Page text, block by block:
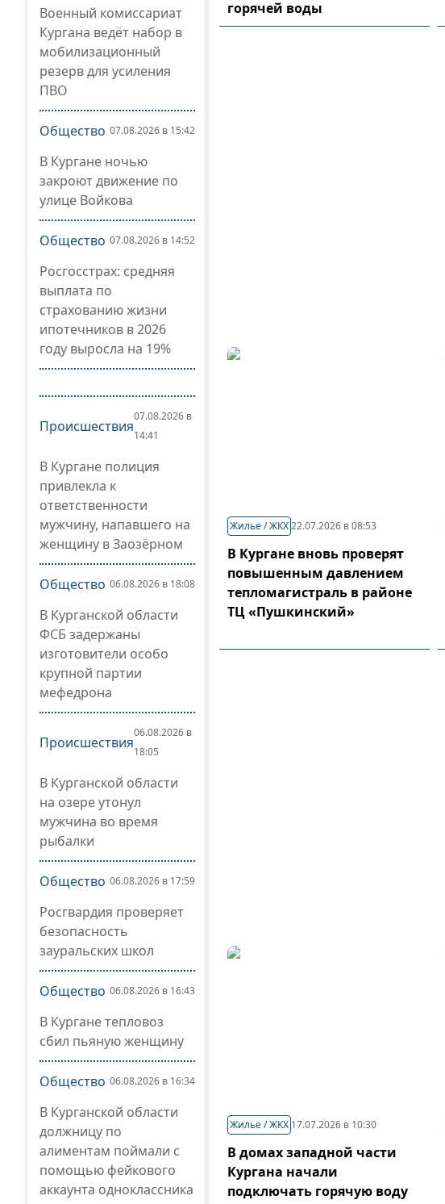
Военный комиссариат
Кургана ведёт набор в
мобилизационный
резерв для усиления
ПВО
Общество 07.08.2026 в 15:42
В Кургане ночью
закроют движение по
улице Войкова
Общество 07.08.2026 в 14:52
Росгосстрах: средняя
выплата по
страхованию жизни
ипотечников в 2026
году выросла на 19%
Происшествия
07.08.2026 в
14:41
В Кургане полиция
привлекла к
ответственности
мужчину, напавшего на
женщину в Заозёрном
Общество 06.08.2026 в 18:08
В Курганской области
ФСБ задержаны
изготовители особо
крупной партии
мефедрона
Происшествия
06.08.2026 в
18:05
В Курганской области
на озере утонул
мужчина во время
рыбалки
Общество 06.08.2026 в 17:59
Росгвардия проверяет
безопасность
зауральских школ
Общество 06.08.2026 в 16:43
В Кургане тепловоз
сбил пьяную женщину
Общество 06.08.2026 в 16:34
В Курганской области
должницу по
алиментам поймали с
помощью фейкового
аккаунта одноклассника
горячей воды
Жилье / ЖКХ22.07.2026 в 08:53
В Кургане вновь проверят
повышенным давлением
тепломагистраль в районе
ТЦ «Пушкинский»
Жилье / ЖКХ 17.07.2026 в 10:30
В домах западной части
Кургана начали
подключать горячую воду